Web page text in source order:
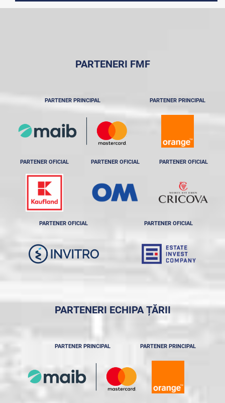
PARTENERI FMF
PARTENER PRINCIPAL PARTENER PRINCIPAL
PARTENER OFICIAL PARTENER OFICIAL PARTENER OFICIAL
PARTENER OFICIAL PARTENER OFICIAL
PARTENERI ECHIPA ȚĂRII
PARTENER PRINCIPAL PARTENER PRINCIPAL